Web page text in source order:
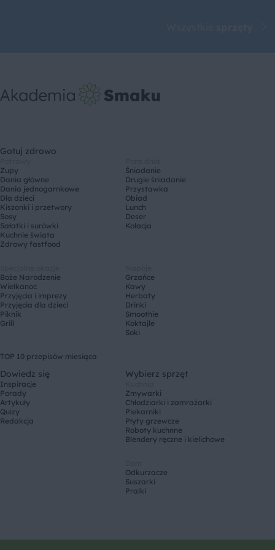
Gotuj zdrowo
Zupy
Dania główne
Dania jednogarnkowe
Dla dzieci
Kiszonki i przetwory
Sosy
Sałatki i surówki
Kuchnie świata
Zdrowy fastfood
Śniadanie
Drugie śniadanie
Przystawka
Obiad
Lunch
Deser
Kolacja
Boże Narodzenie
Wielkanoc
Przyjęcia i imprezy
Przyjęcia dla dzieci
Piknik
Grill
Grzańce
Kawy
Herbaty
Drinki
Smoothie
Koktajle
Soki
TOP 10 przepisów miesiąca
Dowiedz się
Inspiracje
Porady
Artykuły
Quizy
Redakcja
Wybierz sprzęt
Zmywarki
Chłodziarki i zamrażarki
Piekarniki
Płyty grzewcze
Roboty kuchnne
Blendery ręczne i kielichowe
Odkurzacze
Suszarki
Pralki